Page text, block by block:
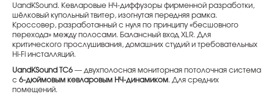
UandKSound. Кевларовые НЧ-диффузоры фирменной разработки,
шёлковый купольный твитер, изогнутая передняя рамка.
Кроссовер, разработанный с нуля по принципу «бесшовного
перехода» между полосами. Балансный вход XLR. Для
критического прослушивания, домашних студий и требовательных
Hi-Fi инсталляций.
UandKSound TC6 — двухполосная мониторная потолочная система
с 6-дюймовым кевларовым НЧ-динамиком. Для средних
помещений.